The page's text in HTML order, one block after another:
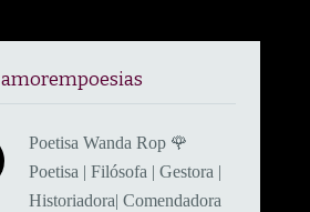
amorempoesias
Poetisa Wanda Rop 🌹
Poetisa | Filósofa | Gestora |
Historiadora| Comendadora